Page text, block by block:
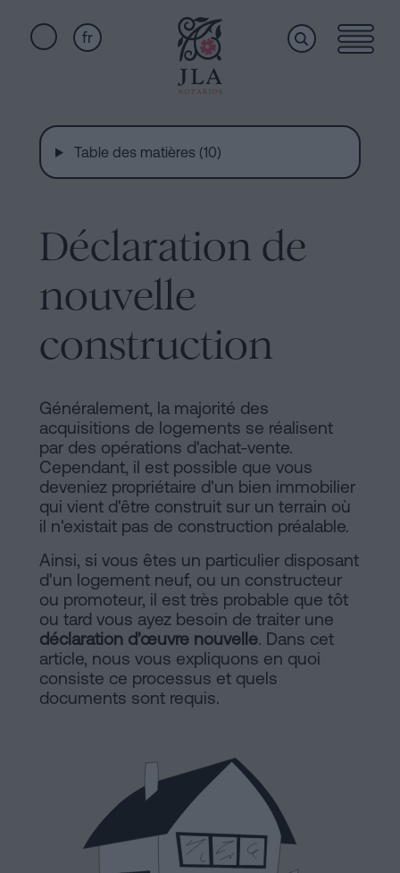
fr
Home
Services
Qui
sommes-
nous
Installations
Notaire
en
ligne
Blog
rapides
Notaire
Successions
Barcelone
de
Vente
à
Barcelone
Hypothèques
de
couple
de
fait
à
Barcelone
Commercial
sociétés
Table des matières (10)
Déclaration de
nouvelle
construction
Généralement, la majorité des
acquisitions de logements se réalisent
par des opérations d'achat-vente.
Cependant, il est possible que vous
deveniez propriétaire d'un bien immobilier
qui vient d'être construit sur un terrain où
il n'existait pas de construction préalable.
Ainsi, si vous êtes un particulier disposant
d'un logement neuf, ou un constructeur
ou promoteur, il est très probable que tôt
ou tard vous ayez besoin de traiter une
déclaration d'œuvre nouvelle. Dans cet
article, nous vous expliquons en quoi
consiste ce processus et quels
documents sont requis.